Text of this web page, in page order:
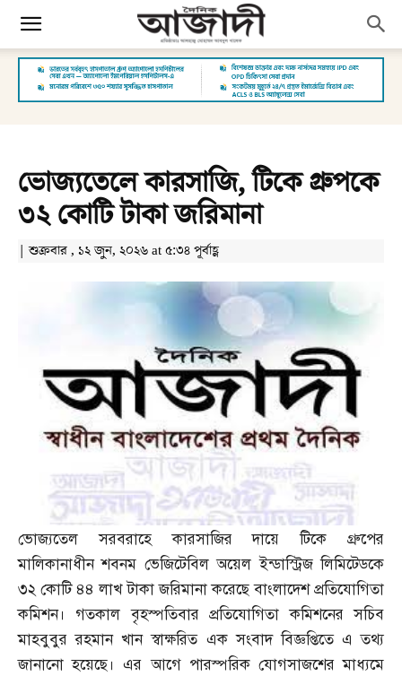
ভোজ্যতেলে কারসাজি, টিকে গ্রুপকে
৩২ কোটি টাকা জরিমানা
| শুক্রবার , ১২ জুন, ২০২৬ at ৫:৩৪ পূর্বাহ্ণ
ভোজ্যতেল সরবরাহে কারসাজির দায়ে টিকে গ্রুপের
মালিকানাধীন শবনম ভেজিটেবিল অয়েল ইন্ডাস্ট্রিজ লিমিটেডকে
৩২ কোটি ৪৪ লাখ টাকা জরিমানা করেছে বাংলাদেশ প্রতিযোগিতা
কমিশন। গতকাল বৃহস্পতিবার প্রতিযোগিতা কমিশনের সচিব
মাহবুবুর রহমান খান স্বাক্ষরিত এক সংবাদ বিজ্ঞপ্তিতে এ তথ্য
জানানো হয়েছে। এর আগে পারস্পরিক যোগসাজশের মাধ্যমে